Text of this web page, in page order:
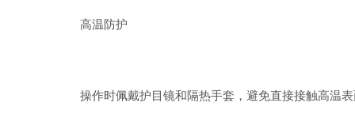
高温防护
操作时佩戴护目镜和隔热手套，避免直接接触高温表